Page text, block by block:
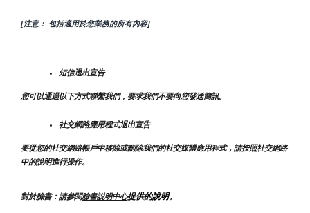
[注意： 包括適用於您業務的所有內容]
短信退出宣告
您可以通過以下方式聯繫我們，要求我們不要向您發送簡訊。
社交網路應用程式退出宣告
要從您的社交網路帳戶中移除或刪除我們的社交媒體應用程式，請按照社交網路
中的說明進行操作。
對於臉書：請參閱臉書説明中心提供的說明。